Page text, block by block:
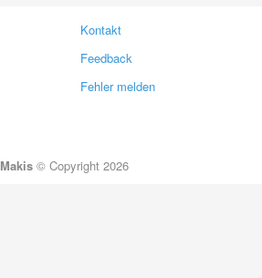
Kontakt
Feedback
Fehler melden
Makis© Copyright 2026